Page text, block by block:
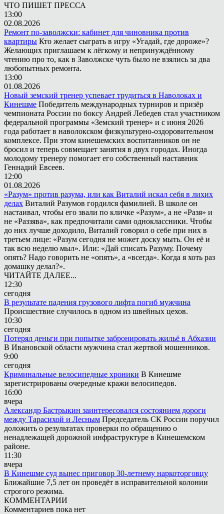
ЧТО ПИШЕТ ПРЕССА
13:00
02.08.2026
Ремонт по-заволжски: кабинет для чиновника против
квартиры Кто желает сыграть в игру «Угадай, где дороже»?
Желающих приглашаем к лёгкому и непринуждённому
чтению про то, как в Заволжске чуть было не взялись за два
любопытных ремонта.
13:00
01.08.2026
Новый земский тренер успевает трудиться в Наволоках и
Кинешме Победитель международных турниров и призёр
чемпионата России по боксу Андрей Лебедев стал участником
федеральной программы «Земский тренер» и с июня 2026
года работает в наволокском физкультурно-оздоровительном
комплексе. При этом кинешемских воспитанников он не
бросил и теперь совмещает занятия в двух городах. Иногда
молодому тренеру помогает его собственный наставник
Геннадий Евсеев.
12:00
01.08.2026
«Разум» против разума, или как Виталий искал себя в лихих
делах Виталий Разумов гордился фамилией. В школе он
настаивал, чтобы его звали по кличке «Разум», а не «Разя» и
не «Раззява», как предпочитали сами одноклассники. Чтобы
до них лучше доходило, Виталий говорил о себе при них в
третьем лице: «Разум сегодня не может доску мыть. Он её и
так всю неделю мыл». Или: «Дай списать Разуму. Почему
опять? Надо говорить не «опять», а «всегда». Когда я хоть раз
домашку делал?».
ЧИТАЙТЕ ДАЛЕЕ...
12:30
сегодня
В результате падения грузового лифта погиб мужчина
Происшествие случилось в одном из швейных цехов.
10:30
сегодня
Потерял деньги при попытке забронировать жильё в Абхазии
В Ивановской области мужчина стал жертвой мошенников.
9:00
сегодня
Криминальные велосипедные хроники В Кинешме
зарегистрированы очередные кражи велосипедов.
16:00
вчера
Александр Бастрыкин заинтересовался состоянием дороги
между Тарасихой и Лесным Председатель СК России поручил
доложить о результатах проверки по обращению о
ненадлежащей дорожной инфраструктуре в Кинешемском
районе.
11:30
вчера
В Кинешме суд вынес приговор 30-летнему наркоторговцу
Ближайшие 7,5 лет он проведёт в исправительной колонии
строгого режима.
КОММЕНТАРИИ
Комментариев пока нет